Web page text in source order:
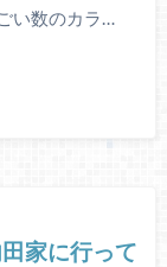
い数のカラ…
家に行って